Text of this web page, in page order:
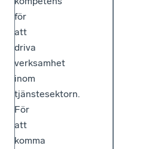
för
att
driva
verksamhet
inom
tjänstesektorn.
För
att
komma